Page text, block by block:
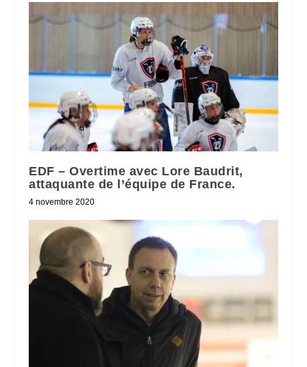
EDF – Overtime avec Lore Baudrit,
attaquante de l’équipe de France.
4 novembre 2020